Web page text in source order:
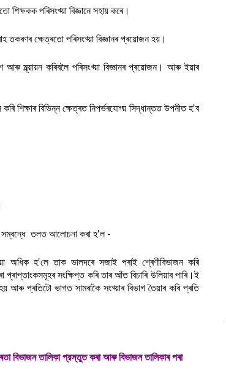
শিক্ষকক পৰিসংখ্য়া বিজ্ঞানে সহায় কৰে।
তকৰণৰ ক্ষেত্ৰতো পৰিসংখ্য়া বিজ্ঞানৰ প্ৰয়োজন হয়।
আৰু মূল্য়ায়ন কৰিবলৈ পৰিসংখ্য়া বিজ্ঞানৰ প্ৰয়োজন। আৰু ইয়াৰ
শিক্ষাৰ বিভিন্ন ক্ষেত্ৰত নিপৰ্ভৰযোগ্য় সিদ্ধান্তত উপনীত হ'ব
সম্বন্ধে তলত আলোচনা কৰা হ'ল -
অধিক হ'লে তাক ভালদৰে সজাই পৰাই শ্ৰেণীবিভাজন কৰি
সংক্ষিপ্ত কৰি তাৰ আঁত বিচাৰি উলিয়াব পাৰি।ই
প্ৰতিটো ভাগত সামৰাকৈ সংখ্য়াৰ বিভাগ তৈয়াৰ কৰি প্ৰতি
বিভাজন তালিকা প্রস্তুত কৰা আৰু বিভাজন তালিকাৰ পৰা